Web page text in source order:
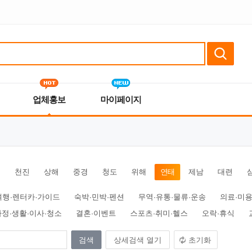
업체홍보 마이페이지
천진 상해 중경 청도 위해 연태 제남 대련
행·렌터카·가이드 숙박·민박·펜션 무역·유통·물류·운송
의료·미
정·생활·이사·청소 결혼·이벤트 스포츠·취미·헬스 오락·휴식
상세검색 열기 초기화